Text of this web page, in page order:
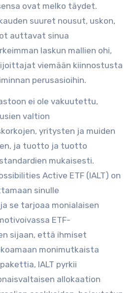
ovat melko täydet.
suuret nousut, uskon,
auttavat sinua
laskun mallien ohi,
viemään kiinnostusta
perusasioihin.
ei ole vakuutettu,
valtion
yritysten ja muiden
ja tuotto ja tuotto
mukaisesti.
Active ETF (IALT) on
sinulle
se tarjoaa monialaisen
ETF-
sijaan, että ihmiset
monimutkaista
IALT pyrkii
allokaation